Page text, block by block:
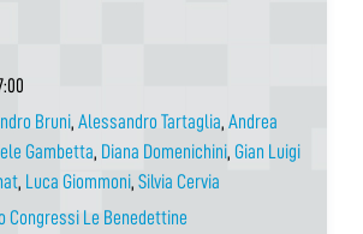
Bruni, Alessandro Tartaglia, Andrea
Gambetta, Diana Domenichini, Gian Luigi
, Luca Giommoni, Silvia Cervia
Congressi Le Benedettine